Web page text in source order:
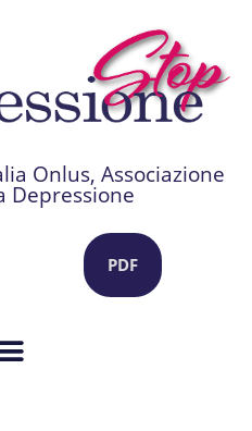
Onlus, Associazione
Depressione
PDF